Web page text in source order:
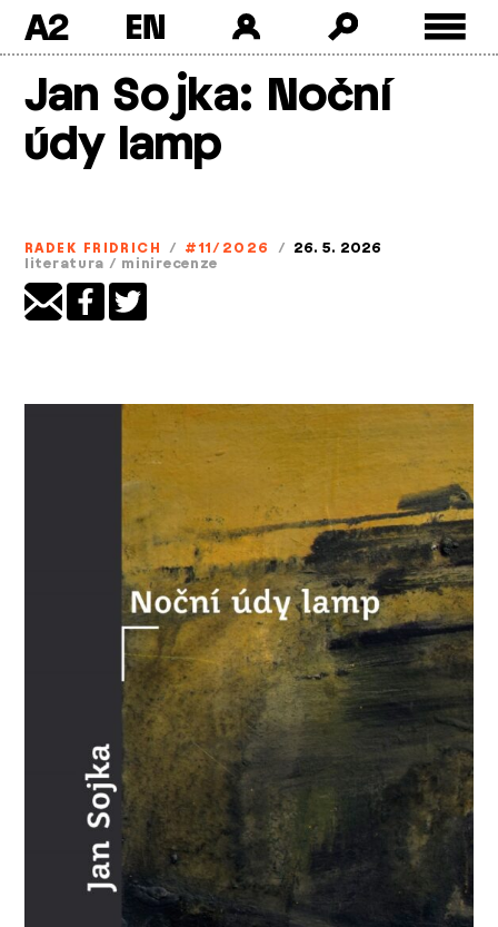
A2
Jan Sojka: Noční
údy lamp
RADEK FRIDRICH / #11/2026 / 26. 5. 2026
literatura / minirecenze